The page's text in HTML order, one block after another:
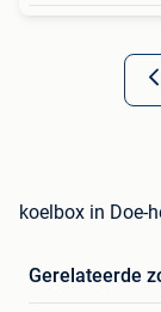
koelbox in Doe-
Gerelateerde